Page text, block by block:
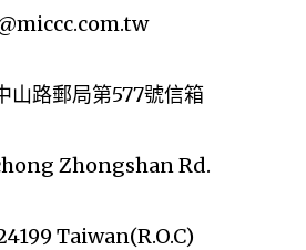
山路郵局第577號信箱
Zhongshan Rd.
Taiwan(R.O.C)